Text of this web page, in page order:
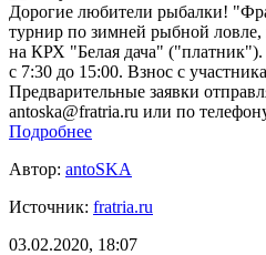
Дорогие любители рыбалки!
турнир по зимней рыбной
на КРХ "Белая дача"
с 7:30 до 15:00. Взнос с
Предварительные заявки
antoska@fratria.ru или по
Подробнее
Автор: antoSKA
Источник: fratria.ru
03.02.2020, 18:07